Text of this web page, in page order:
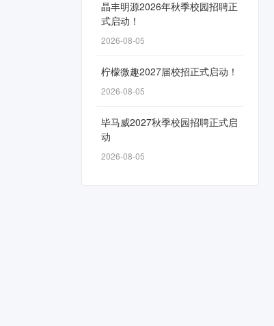
晶丰明源2026年秋季校园招聘正
式启动！
2026-08-05
柠檬微趣2027届校招正式启动！
2026-08-05
毕马威2027秋季校园招聘正式启
动
2026-08-05